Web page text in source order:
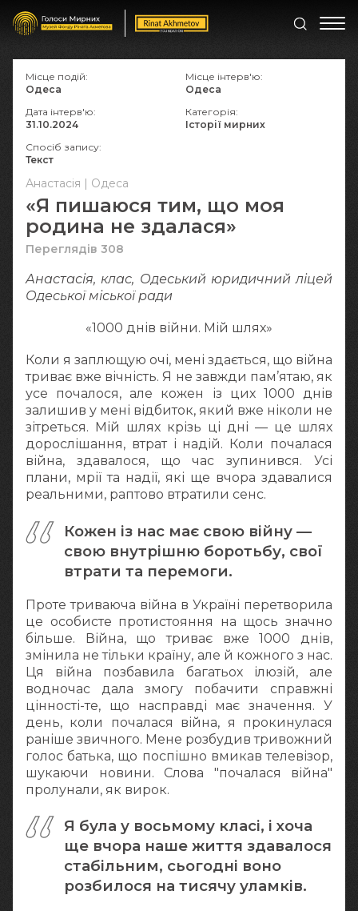
Анастасія | Одеса
«Я пишаюся тим, що моя
родина не здалася»
Переглядів 308
Анастасія, клас, Одеський юридичний ліцей
Одеської міської ради
«1000 днів війни. Мій шлях»
Коли я заплющую очі, мені здається, що війна
триває вже вічність. Я не завжди пам’ятаю, як
усе почалося, але кожен із цих 1000 днів
залишив у мені відбиток, який вже ніколи не
зітреться. Мій шлях крізь ці дні — це шлях
дорослішання, втрат і надій. Коли почалася
війна, здавалося, що час зупинився. Усі
плани, мрії та надії, які ще вчора здавалися
реальними, раптово втратили сенс.
Кожен із нас має свою війну —
свою внутрішню боротьбу, свої
втрати та перемоги.
Проте триваюча війна в Україні перетворила
це особисте протистояння на щось значно
більше. Війна, що триває вже 1000 днів,
змінила не тільки країну, але й кожного з нас.
Ця війна позбавила багатьох ілюзій, але
водночас дала змогу побачити справжні
цінності-те, що насправді має значення. У
день, коли почалася війна, я прокинулася
раніше звичного. Мене розбудив тривожний
голос батька, що поспішно вмикав телевізор,
шукаючи новини. Слова "почалася війна"
пролунали, як вирок.
Я була у восьмому класі, і хоча
ще вчора наше життя здавалося
стабільним, сьогодні воно
розбилося на тисячу уламків.
Місце подій:
Одеса
Місце інтерв'ю:
Одеса
Дата інтерв'ю:
31.10.2024
Категорія:
Історії мирних
Спосіб запису:
Текст